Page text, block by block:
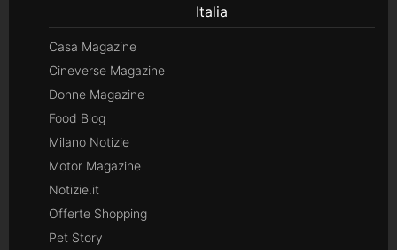
Italia
Casa Magazine
Cineverse Magazine
Donne Magazine
Food Blog
Milano Notizie
Motor Magazine
Notizie.it
Offerte Shopping
Pet Story